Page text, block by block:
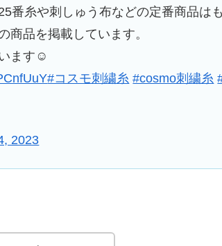
番糸や刺しゅう布などの定番商品はも
商品を掲載しています。
ます☺
#コスモ刺繍糸 #cosmo刺繍糸
2023